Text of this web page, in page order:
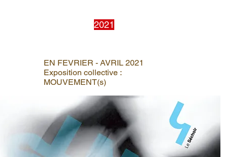
2021
EN FEVRIER - AVRIL 2021
Exposition collective :
MOUVEMENT(s)